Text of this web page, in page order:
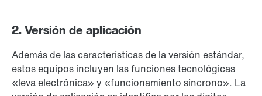
2. Versión de aplicación
Además de las características de la versión estándar,
estos equipos incluyen las funciones tecnológicas
«leva electrónica» y «funcionamiento síncrono». La